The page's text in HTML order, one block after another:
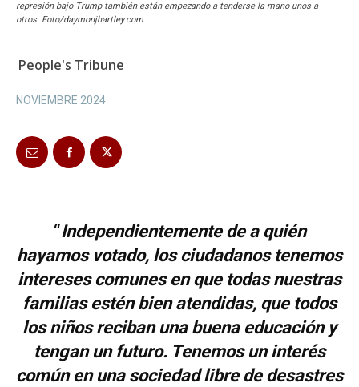
represión bajo Trump también están empezando a tenderse la mano unos a
otros. Foto/daymonjhartley.com
People's Tribune
NOVIEMBRE 2024
“Independientemente de a quién
hayamos votado, los ciudadanos tenemos
intereses comunes en que todas nuestras
familias estén bien atendidas, que todos
los niños reciban una buena educación y
tengan un futuro. Tenemos un interés
común en una sociedad libre de desastres